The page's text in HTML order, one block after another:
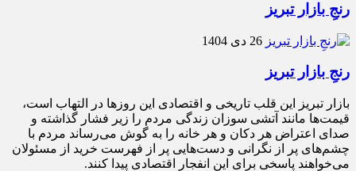
رنجِ بازار تبریز
26 دی 1404
رنجِ بازار تبریز
بازار تبریز این قلب تاریخی و اقتصادی این روزها در التهاب است،
قیمت‌ها مانند آتشی سوزان زندگی مردم را زیر فشار گذاشته و
صدای اعتراض هر دکان و هر خانه را به گوش می‌رساند مردم با
چشم‌های پر از نگرانی و دست‌هایی پر از فهرست خرید از مسئولان
می‌خواهند پاسخی برای این انفجار اقتصادی پیدا کنند.